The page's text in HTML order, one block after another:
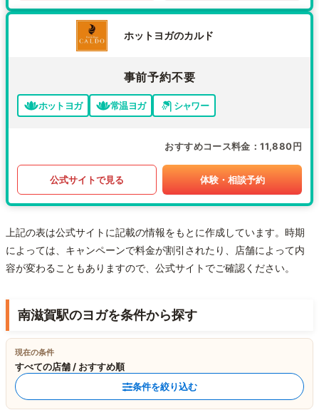
ホットヨガのカルド
事前予約不要
ホットヨガ 常温ヨガ シャワー
おすすめコース料金 11,880円
公式サイトで見る 体験・相談予約
上記の表は公式サイトに記載の情報をもとに作成しています。時期
によっては、キャンペーンで料金が割引されたり、店舗によって内
容が変わることもありますので、公式サイトでご確認ください。
南滋賀駅のヨガを条件から探す
現在の条件
すべての店舗 / おすすめ順
条件を絞り込む